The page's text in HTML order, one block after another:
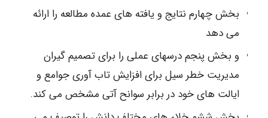
بخش چهارم نتایج و یافته های عمده مطالعه را ارائه
می دهد
و بخش پنجم درسهای عملی را برای تصمیم گیران
مدیریت خطر سیل برای افزایش تاب آوری جوامع و
ایالت های خود در برابر سوانح آتی مشخص می کند.